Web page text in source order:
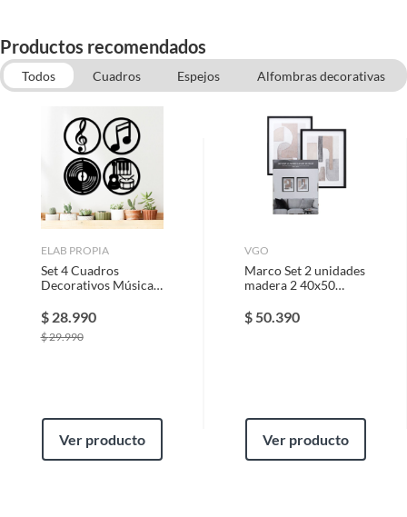
Productos recomendados
Todos Cuadros Espejos
Alfombras decorativas
ELAB PROPIA
Set 4 Cuadros
Decorativos Música -
$ 28.990
$29.990
Ver producto
VGO
Marco Set 2 unidades
madera 2 40x50
$50.390
Ver producto